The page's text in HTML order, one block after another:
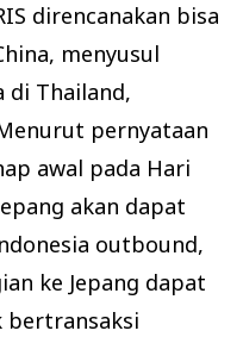
direncanakan bisa
menyusul
di Thailand,
pernyataan
awal pada Hari
akan dapat
outbound,
ke Jepang dapat
bertransaksi